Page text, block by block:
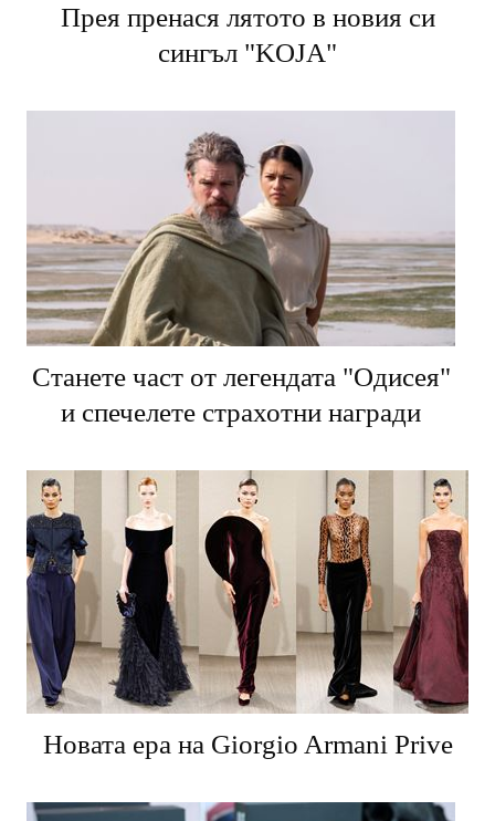
Прея пренася лятото в новия си
сингъл "KOJA"
Станете част от легендата "Одисея"
и спечелете страхотни награди
Новата ера на Giorgio Armani Prive